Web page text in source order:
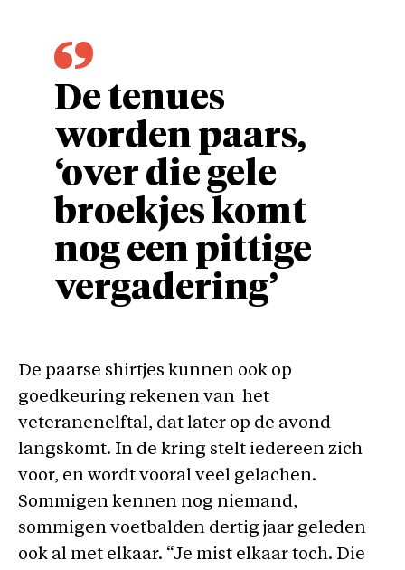
De tenues
worden paars,
‘over die gele
broekjes komt
nog een pittige
vergadering’
De paarse shirtjes kunnen ook op
goedkeuring rekenen van het
veteranenelftal, dat later op de avond
langskomt. In de kring stelt iedereen zich
voor, en wordt vooral veel gelachen.
Sommigen kennen nog niemand,
sommigen voetbalden dertig jaar geleden
ook al met elkaar. “Je mist elkaar toch. Die